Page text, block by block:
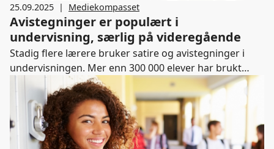
25.09.2025 | Mediekompasset
Avistegninger er populært i
undervisning, særlig på videregående
Stadig flere lærere bruker satire og avistegninger i
undervisningen. Mer enn 300 000 elever har brukt
ressursen Avistegning og ytringsfrihet det siste
skoleåret – flesteparten av dem på videregående.